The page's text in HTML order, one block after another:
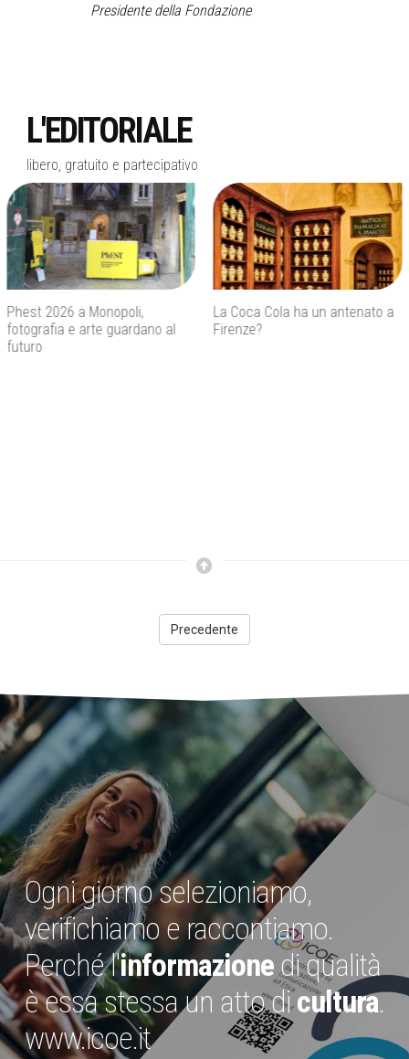
Presidente della Fondazione
L'EDITORIALE
libero, gratuito e partecipativo
La Coca Cola ha un antenato a
Firenze?
Agenti IA e sicurezza, quando
l’autonomia diventa un rischio
Precedente
Ogni giorno selezioniamo,
verifichiamo e raccontiamo.
Perché l'informazionedi qualità
è essa stessa un atto dicultura.
www.icoe.it